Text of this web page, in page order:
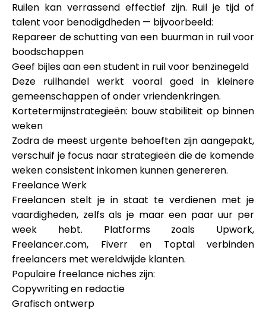
Ruilen kan verrassend effectief zijn. Ruil je tijd of
talent voor benodigdheden — bijvoorbeeld:
Repareer de schutting van een buurman in ruil voor
boodschappen
Geef bijles aan een student in ruil voor benzinegeld
Deze ruilhandel werkt vooral goed in kleinere
gemeenschappen of onder vriendenkringen.
Kortetermijnstrategieën: bouw stabiliteit op binnen
weken
Zodra de meest urgente behoeften zijn aangepakt,
verschuif je focus naar strategieën die de komende
weken consistent inkomen kunnen genereren.
Freelance Werk
Freelancen stelt je in staat te verdienen met je
vaardigheden, zelfs als je maar een paar uur per
week hebt. Platforms zoals Upwork,
Freelancer.com, Fiverr en Toptal verbinden
freelancers met wereldwijde klanten.
Populaire freelance niches zijn:
Copywriting en redactie
Grafisch ontwerp